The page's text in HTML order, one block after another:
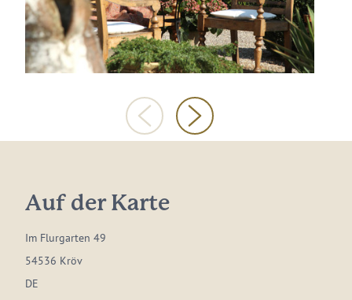
Auf der Karte
Im Flurgarten 49
54536 Kröv
DE